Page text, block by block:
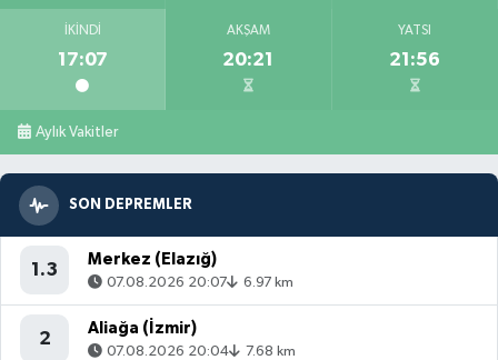
İKINDI
17:07
AKŞAM
20:21
YATSI
21:56
Aylık Vakitler
SON DEPREMLER
1.3
Merkez (Elazığ)
07.08.2026 20:07 6.97 km
2
Aliağa (İzmir)
07.08.2026 20:04 7.68 km